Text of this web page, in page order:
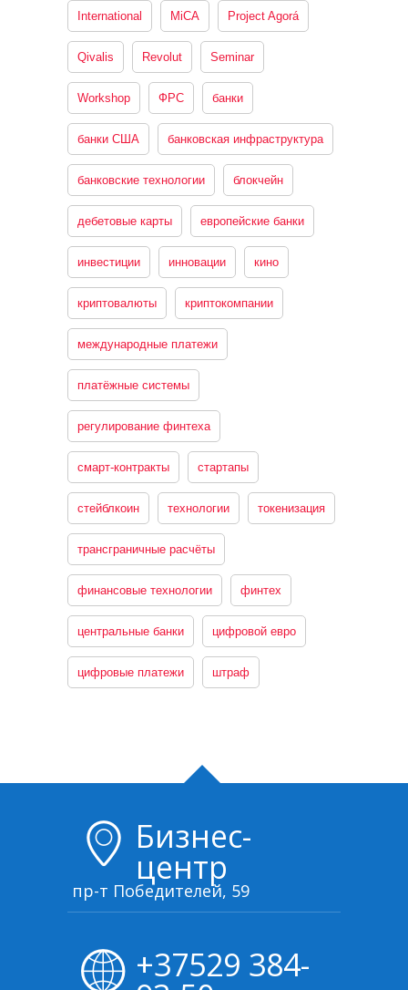
International MiCA Project Agorá
Qivalis Revolut Seminar
Workshop ФРС банки
банки США банковская инфраструктура
банковские технологии блокчейн
дебетовые карты европейские банки
инвестиции инновации кино
криптовалюты криптокомпании
международные платежи
платёжные системы
регулирование финтеха
смарт-контракты стартапы
стейблкоин технологии токенизация
трансграничные расчёты
финансовые технологии финтех
центральные банки цифровой евро
цифровые платежи штраф
Бизнес-
центр
пр-т Победителей, 59
+37529 384-